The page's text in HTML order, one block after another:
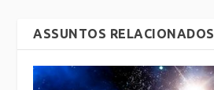
ASSUNTOS RELACIONADOS